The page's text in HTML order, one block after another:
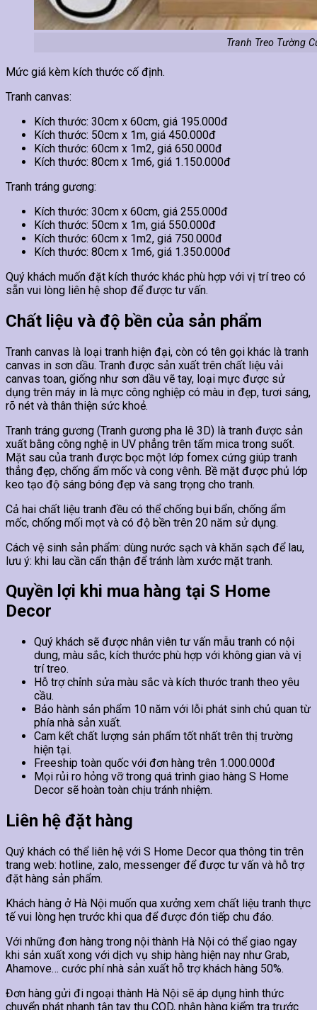
Tranh Treo Tường
Mức giá kèm kích thước cố định.
Tranh canvas:
Kích thước: 30cm x 60cm, giá 195.000đ
Kích thước: 50cm x 1m, giá 450.000đ
Kích thước: 60cm x 1m2, giá 650.000đ
Kích thước: 80cm x 1m6, giá 1.150.000đ
Tranh tráng gương:
Kích thước: 30cm x 60cm, giá 255.000đ
Kích thước: 50cm x 1m, giá 550.000đ
Kích thước: 60cm x 1m2, giá 750.000đ
Kích thước: 80cm x 1m6, giá 1.350.000đ
Quý khách muốn đặt kích thước khác phù hợp với vị trí treo có
sẵn vui lòng liên hệ shop để được tư vấn.
Chất liệu và độ bền của sản phẩm
Tranh canvas là loại tranh hiện đại, còn có tên gọi khác là tranh
canvas in sơn dầu. Tranh được sản xuất trên chất liệu vải
canvas toan, giống như sơn dầu vẽ tay, loại mực được sử
dụng trên máy in là mực công nghiệp có màu in đẹp, tươi sáng,
rõ nét và thân thiện sức khoẻ.
Tranh tráng gương (Tranh gương pha lê 3D) là tranh được sản
xuất bằng công nghệ in UV phẳng trên tấm mica trong suốt.
Mặt sau của tranh được bọc một lớp fomex cứng giúp tranh
thẳng đẹp, chống ẩm mốc và cong vênh. Bề mặt được phủ lớp
keo tạo độ sáng bóng đẹp và sang trọng cho tranh.
Cả hai chất liệu tranh đều có thể chống bụi bẩn, chống ẩm
mốc, chống mối mọt và có độ bền trên 20 năm sử dụng.
Cách vệ sinh sản phẩm: dùng nước sạch và khăn sạch để lau,
lưu ý: khi lau cần cẩn thận để tránh làm xước mặt tranh.
Quyền lợi khi mua hàng tại S Home
Decor
Quý khách sẽ được nhân viên tư vấn mẫu tranh có nội
dung, màu sắc, kích thước phù hợp với không gian và vị
trí treo.
Hỗ trợ chỉnh sửa màu sắc và kích thước tranh theo yêu
cầu.
Bảo hành sản phẩm 10 năm với lỗi phát sinh chủ quan từ
phía nhà sản xuất.
Cam kết chất lượng sản phẩm tốt nhất trên thị trường
hiện tại.
Freeship toàn quốc với đơn hàng trên 1.000.000đ
Mọi rủi ro hỏng vỡ trong quá trình giao hàng S Home
Decor sẽ hoàn toàn chịu tránh nhiệm.
Liên hệ đặt hàng
Quý khách có thể liên hệ với S Home Decor qua thông tin trên
trang web: hotline, zalo, messenger để được tư vấn và hỗ trợ
đặt hàng sản phẩm.
Khách hàng ở Hà Nội muốn qua xưởng xem chất liệu tranh thực
tế vui lòng hẹn trước khi qua để được đón tiếp chu đáo.
Với những đơn hàng trong nội thành Hà Nội có thể giao ngay
khi sản xuất xong với dịch vụ ship hàng hiện nay như Grab,
Ahamove… cước phí nhà sản xuất hỗ trợ khách hàng 50%.
Đơn hàng gửi đi ngoại thành Hà Nội sẽ áp dụng hình thức
chuyển phát nhanh tận tay thu COD, nhận hàng kiểm tra trước